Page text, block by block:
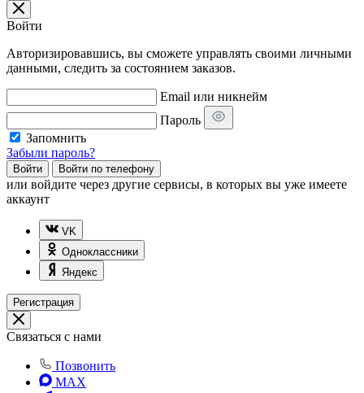
Войти
Авторизировавшись, вы сможете управлять своими личными
данными, следить за состоянием заказов.
Email или никнейм
Пароль
Запомнить
Забыли пароль?
Войти Войти по телефону
или войдите через другие сервисы, в которых вы уже имеете
аккаунт
VK
Одноклассники
Яндекс
Регистрация
Связаться с нами
Позвонить
MAX